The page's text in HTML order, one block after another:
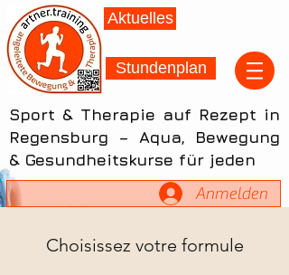
Aktuelles
Stundenplan
Sport & Therapie auf Rezept in
Regensburg – Aqua, Bewegung
& Gesundheitskurse für jeden
Anmelden
Choisissez votre formule